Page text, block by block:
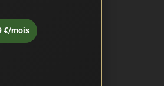
€/mois